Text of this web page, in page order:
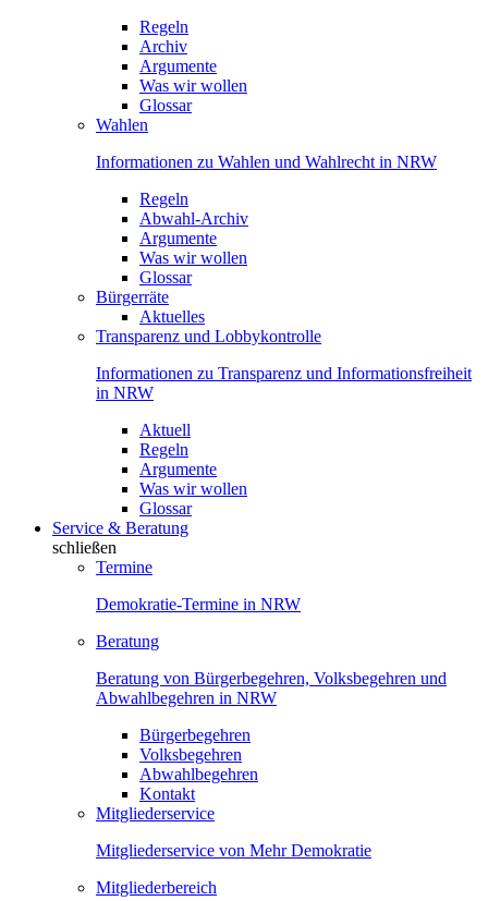
Regeln
Archiv
Argumente
Was wir wollen
Glossar
Wahlen
Informationen zu Wahlen und Wahlrecht in NRW
Regeln
Abwahl-Archiv
Argumente
Was wir wollen
Glossar
Bürgerräte
Aktuelles
Transparenz und Lobbykontrolle
Informationen zu Transparenz und Informationsfreiheit
in NRW
Aktuell
Regeln
Argumente
Was wir wollen
Glossar
Service & Beratung
schließen
Termine
Demokratie-Termine in NRW
Beratung
Beratung von Bürgerbegehren, Volksbegehren und
Abwahlbegehren in NRW
Bürgerbegehren
Volksbegehren
Abwahlbegehren
Kontakt
Mitgliederservice
Mitgliederservice von Mehr Demokratie
Mitgliederbereich